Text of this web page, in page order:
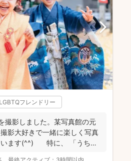
LGBTQフレンドリー
撮影しました。某写真館の元
影大好きで一緒に楽しく写真
います(^^) 特に、 「うち